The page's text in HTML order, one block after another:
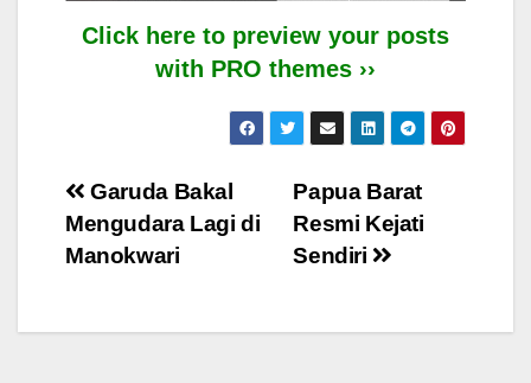
Click here to preview your posts
with PRO themes ››
Post
navigation
Papua Barat
Resmi Kejati
Sendiri
Garuda Bakal
Mengudara Lagi di
Manokwari